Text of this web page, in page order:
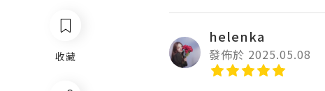
helenka
發佈於 2025.05.08
收藏